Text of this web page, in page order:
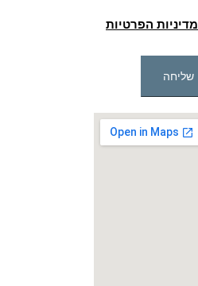
מדיניות הפרטיות